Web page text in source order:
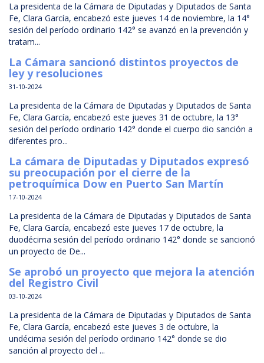
La presidenta de la Cámara de Diputadas y Diputados de Santa
Fe, Clara García, encabezó este jueves 14 de noviembre, la 14°
sesión del período ordinario 142° se avanzó en la prevención y
tratam...
La Cámara sancionó distintos proyectos de
ley y resoluciones
31-10-2024
La presidenta de la Cámara de Diputadas y Diputados de Santa
Fe, Clara García, encabezó este jueves 31 de octubre, la 13°
sesión del período ordinario 142° donde el cuerpo dio sanción a
diferentes pro...
La cámara de Diputadas y Diputados expresó
su preocupación por el cierre de la
petroquímica Dow en Puerto San Martín
17-10-2024
La presidenta de la Cámara de Diputadas y Diputados de Santa
Fe, Clara García, encabezó este jueves 17 de octubre, la
duodécima sesión del período ordinario 142° donde se sancionó
un proyecto de De...
Se aprobó un proyecto que mejora la atención
del Registro Civil
03-10-2024
La presidenta de la Cámara de Diputadas y Diputados de Santa
Fe, Clara García, encabezó este jueves 3 de octubre, la
undécima sesión del período ordinario 142° donde se dio
sanción al proyecto del ...